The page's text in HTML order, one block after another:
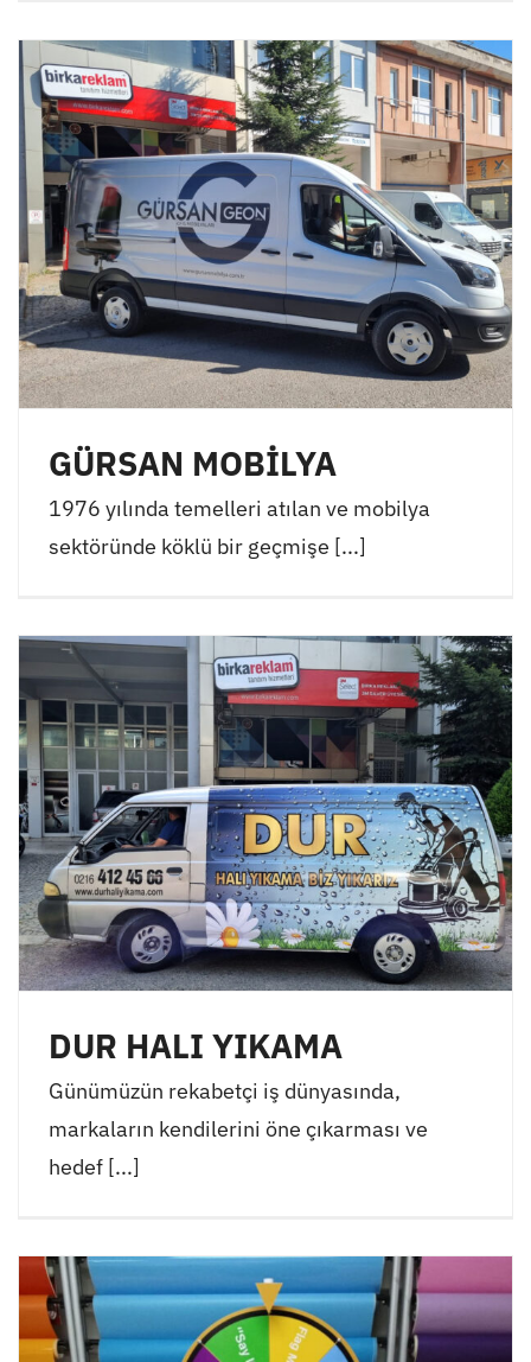
GÜRSAN MOBİLYA
1976 yılında temelleri atılan ve mobilya
sektöründe köklü bir geçmişe [...]
DUR HALI YIKAMA
Günümüzün rekabetçi iş dünyasında,
markaların kendilerini öne çıkarması ve
hedef [...]